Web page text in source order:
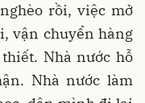
rồi, việc mở
vận chuyển hàng
Nhà nước hỗ
Nhà nước làm